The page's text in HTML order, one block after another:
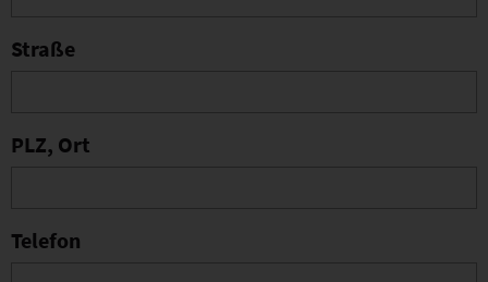
Straße
PLZ, Ort
Telefon